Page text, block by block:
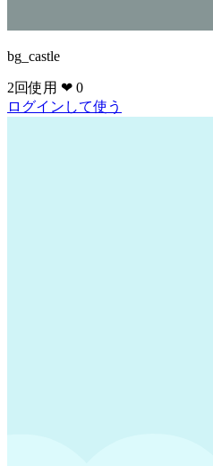
bg_castle
2回使用 ❤ 0
ログインして使う